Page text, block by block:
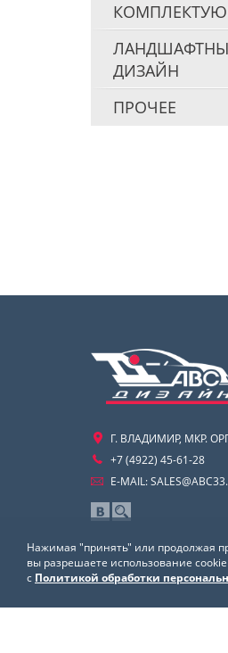
ДИЗАЙН
ПРОЧЕЕ
Г. ВЛАДИМИР, МКР.
+7 (4922) 45-61-28
E-MAIL:
Нажимая "принять" или продолжая
вы разрешаете использование
с Политикой обработки